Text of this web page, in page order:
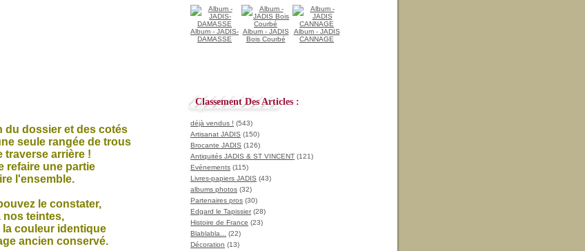
du dossier et des cotés
seule rangée de trous
traverse arrière !
refaire une partie
l'ensemble.
le constater,
nos teintes,
couleur identique
ancien conservé.
Album - JADIS-
DAMASSE
Album - JADIS
Bois Courbé
Album - JADIS
CANNAGE
Classement Des Articles :
déjà vendus ! (543)
Artisanat JADIS (150)
Brocante JADIS (126)
Antiquités JADIS & ST VINCENT (121)
Evénements (115)
Livres-papiers JADIS (43)
albums photos (32)
Partenaires pros (30)
Edgard le Tapissier(28)
Histoire de France (23)
Blablabla...
(22)
Décoration (13)